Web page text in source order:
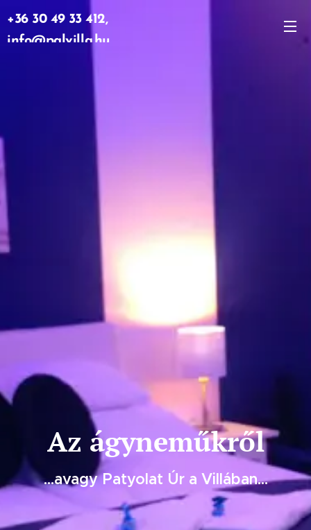
+36 30 49 33 412,
info@palvilla.hu
Az ágyneműkről
...avagy Patyolat Úr a Villában...